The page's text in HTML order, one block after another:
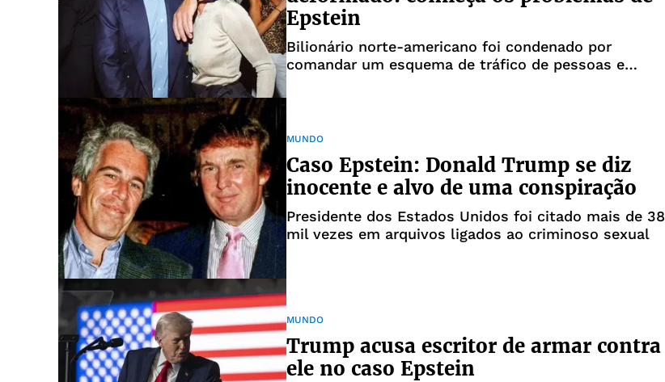
Epstein
Bilionário norte-americano foi condenado por
comandar um esquema de tráfico de pessoas e
MUNDO
Caso Epstein: Donald Trump se diz
inocente e alvo de uma conspiração
Presidente dos Estados Unidos foi citado mais de 38
mil vezes em arquivos ligados ao criminoso sexual
MUNDO
Trump acusa escritor de armar contra
ele no caso Epstein